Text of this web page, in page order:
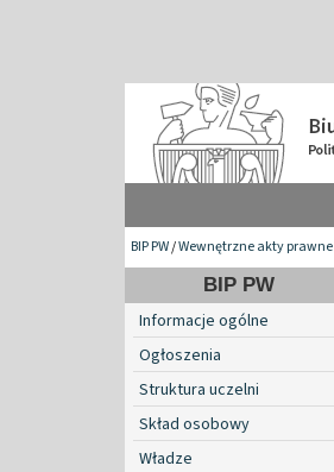
BIP PW/Wewnętrzne akty prawne
BIP PW
Informacje ogólne
Ogłoszenia
Struktura uczelni
Skład osobowy
Władze